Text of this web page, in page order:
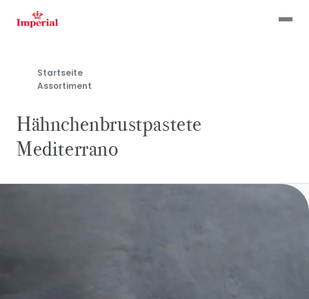
Startseite
Assortiment
Hähnchenbrustpastete
Mediterrano